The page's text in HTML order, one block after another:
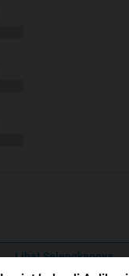
Lihat Selengkapnya